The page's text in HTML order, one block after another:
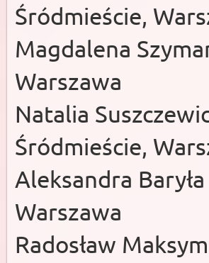
Śródmieście,
Magdalena
Warszawa
Natalia
Śródmieście,
Aleksandra
Warszawa
Radosław